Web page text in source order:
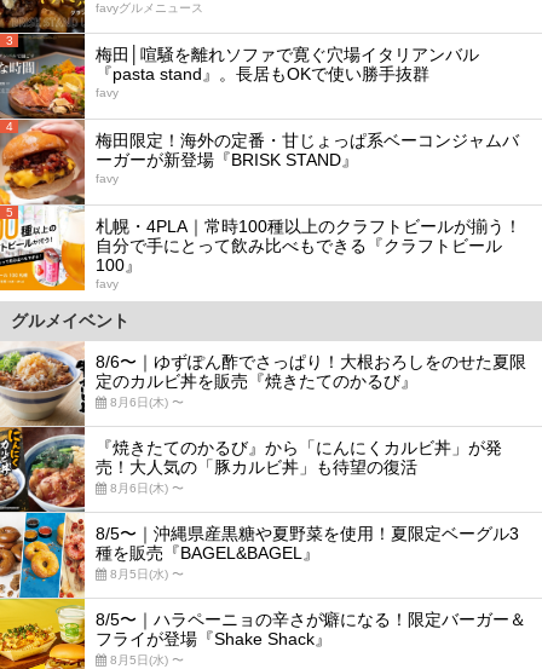
favyグルメニュース
3
梅田│喧騒を離れソファで寛ぐ穴場イタリアンバル
『pasta stand』。長居もOKで使い勝手抜群
favy
4
梅田限定！海外の定番・甘じょっぱ系ベーコンジャムバ
ーガーが新登場『BRISK STAND』
favy
5
札幌・4PLA｜常時100種以上のクラフトビールが揃う！
自分で手にとって飲み比べもできる『クラフトビール
100』
favy
グルメイベント
8/6〜｜ゆずぽん酢でさっぱり！大根おろしをのせた夏限
定のカルビ丼を販売『焼きたてのかるび』
8月6日(木) 〜
『焼きたてのかるび』から「にんにくカルビ丼」が発
売！大人気の「豚カルビ丼」も待望の復活
8月6日(木) 〜
8/5〜｜沖縄県産黒糖や夏野菜を使用！夏限定ベーグル3
種を販売『BAGEL&BAGEL』
8月5日(水) 〜
8/5〜｜ハラペーニョの辛さが癖になる！限定バーガー＆
フライが登場『Shake Shack』
8月5日(水) 〜